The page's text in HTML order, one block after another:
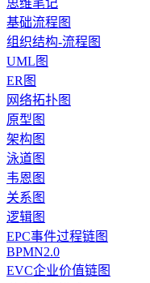
思维笔记
基础流程图
组织结构-流程图
UML图
ER图
网络拓扑图
原型图
架构图
泳道图
韦恩图
关系图
逻辑图
EPC事件过程链图
BPMN2.0
EVC企业价值链图